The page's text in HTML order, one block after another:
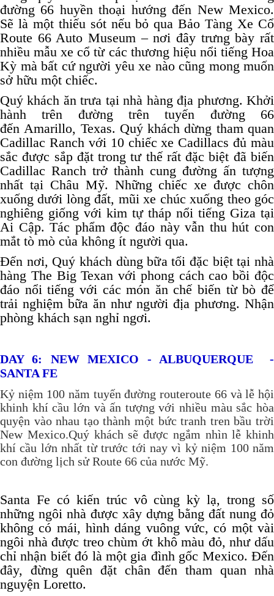
đường 66 huyền thoại hướng đến New Mexico.
Sẽ là một thiếu sót nếu bỏ qua Bảo Tàng Xe Cổ
Route 66 Auto Museum – nơi đây trưng bày rất
nhiều mẫu xe cổ từ các thương hiệu nổi tiếng Hoa
Kỳ mà bất cứ người yêu xe nào cũng mong muốn
sở hữu một chiếc.
Quý khách ăn trưa tại nhà hàng địa phương. Khởi
hành trên đường trên tuyến đường 66
đến Amarillo, Texas. Quý khách dừng tham quan
Cadillac Ranch với 10 chiếc xe Cadillacs đủ màu
sắc được sắp đặt trong tư thế rất đặc biệt đã biến
Cadillac Ranch trở thành cung đường ấn tượng
nhất tại Châu Mỹ. Những chiếc xe được chôn
xuống dưới lòng đất, mũi xe chúc xuống theo góc
nghiêng giống với kim tự tháp nổi tiếng Giza tại
Ai Cập. Tác phẩm độc đáo này vẫn thu hút con
mắt tò mò của không ít người qua.
Đến nơi, Quý khách dùng bữa tối đặc biệt tại nhà
hàng The Big Texan với phong cách cao bồi độc
đáo nổi tiếng với các món ăn chế biến từ bò để
trải nghiệm bữa ăn như người địa phương. Nhận
phòng khách sạn nghỉ ngơi.
DAY 6: NEW MEXICO - ALBUQUERQUE -
SANTA FE
Kỷ niệm 100 năm tuyến đường routeroute 66 và lễ hội
khinh khí cầu lớn và ấn tượng với nhiều màu sắc hòa
quyện vào nhau tạo thành một bức tranh tren bầu trời
New Mexico.Quý khách sẽ được ngắm nhìn lễ khinh
khí cầu lớn nhất từ trước tới nay vì kỷ niệm 100 năm
con đường lịch sử Route 66 của nước Mỹ.
Santa Fe có kiến trúc vô cùng kỳ lạ, trong số
những ngôi nhà được xây dựng bằng đất nung đỏ
không có mái, hình dáng vuông vức, có một vài
ngôi nhà được treo chùm ớt khô màu đỏ, như dấu
chỉ nhận biết đó là một gia đình gốc Mexico. Đến
đây, đừng quên đặt chân đến tham quan nhà
nguyện Loretto.